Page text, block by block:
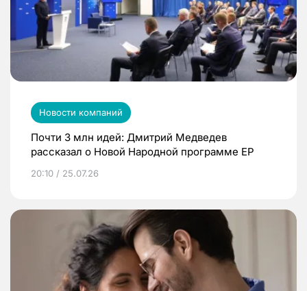
Новости компаний
Почти 3 млн идей: Дмитрий Медведев
рассказал о Новой Народной программе ЕР
20:10 / 25.07.26